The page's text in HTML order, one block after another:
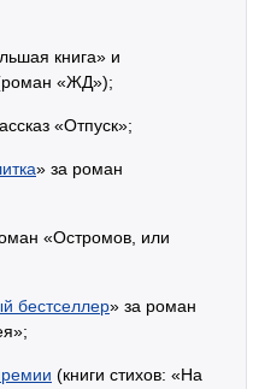
книга» и
«ЖД»);
«Отпуск»;
» за роман
«Остромов, или
бестселлер» за роман
(книги стихов: «На